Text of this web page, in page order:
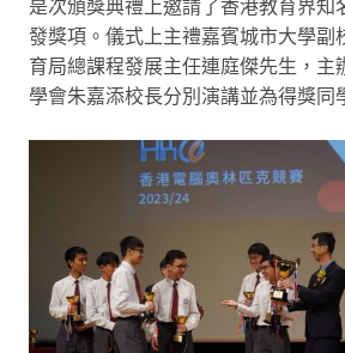
是次頒獎典禮上邀請了香港教育界知
發獎項。儀式上主禮嘉賓城市大學副
育局總課程發展主任連庭傑先生，主
學會朱嘉添校長分別演講並為得獎同